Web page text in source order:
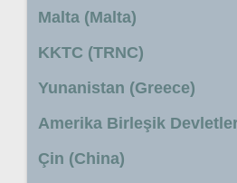
Malta (Malta)
KKTC (TRNC)
Yunanistan (Greece)
Amerika Birleşik
Çin (China)